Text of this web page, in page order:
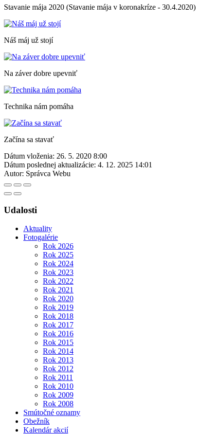
Stavanie mája 2020 (Stavanie mája v koronakríze - 30.4.2020)
Náš máj už stojí
Na záver dobre upevniť
Technika nám pomáha
Začína sa stavať
Dátum vloženia: 26. 5. 2020 8:00
Dátum poslednej aktualizácie: 4. 12. 2025 14:01
Autor: Správca Webu
Udalosti
Aktuality
Fotogalérie
Rok 2026
Rok 2025
Rok 2024
Rok 2023
Rok 2022
Rok 2021
Rok 2020
Rok 2019
Rok 2018
Rok 2017
Rok 2016
Rok 2015
Rok 2014
Rok 2013
Rok 2012
Rok 2011
Rok 2010
Rok 2009
Rok 2008
Smútočné oznamy
Obežník
Kalendár akcií